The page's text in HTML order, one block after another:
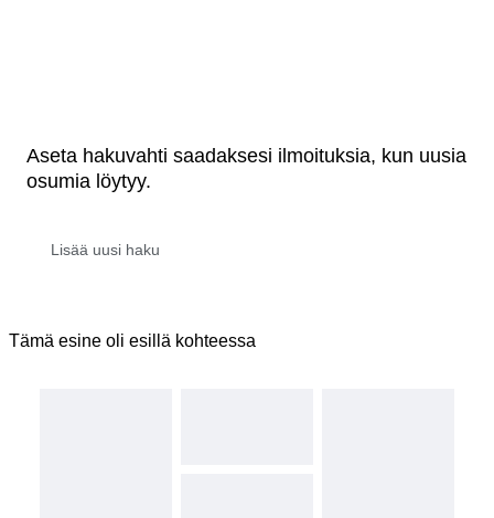
Aseta hakuvahti saadaksesi ilmoituksia, kun uusia
osumia löytyy.
Tämä esine oli esillä kohteessa